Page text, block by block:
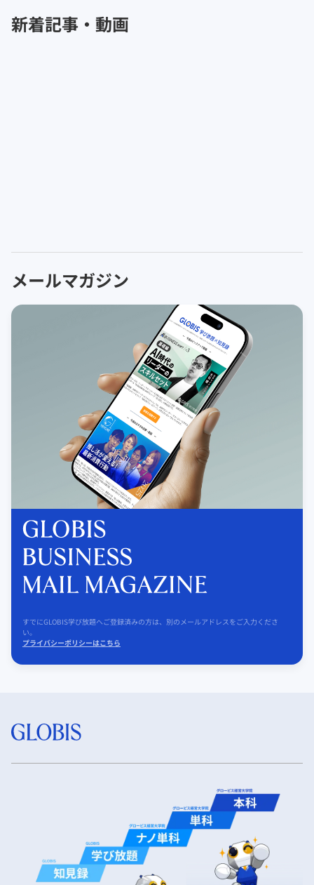
新着記事・動画
メールマガジン
すでにGLOBIS学び放題へご登録済みの方は、別のメールアドレスをご入力くださ
い。
プライバシーポリシーはこちら